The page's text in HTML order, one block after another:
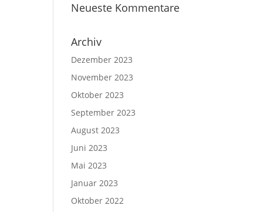
Neueste Kommentare
Archiv
Dezember 2023
November 2023
Oktober 2023
September 2023
August 2023
Juni 2023
Mai 2023
Januar 2023
Oktober 2022